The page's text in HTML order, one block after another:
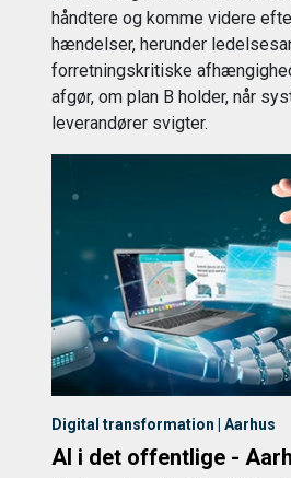
håndtere og komme videre
hændelser, herunder
forretningskritiske
afgør, om plan B holder, når
leverandører svigter.
Digital transformation | Aarhus
AI i det offentlige -